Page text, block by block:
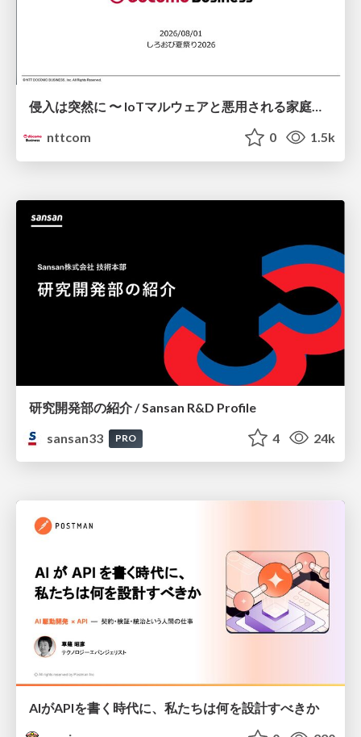
侵入は突然に 〜 IoTマルウェアと悪用される家庭の機器 ～ / When Intrusion Strikes: IoT Malware and the Abuse of Home Devices
nttcom
0 1.5k
研究開発部の紹介 / Sansan R&D Profile
sansan33
PRO 4 24k
AIがAPIを書く時代に、私たちは何を設計すべきか